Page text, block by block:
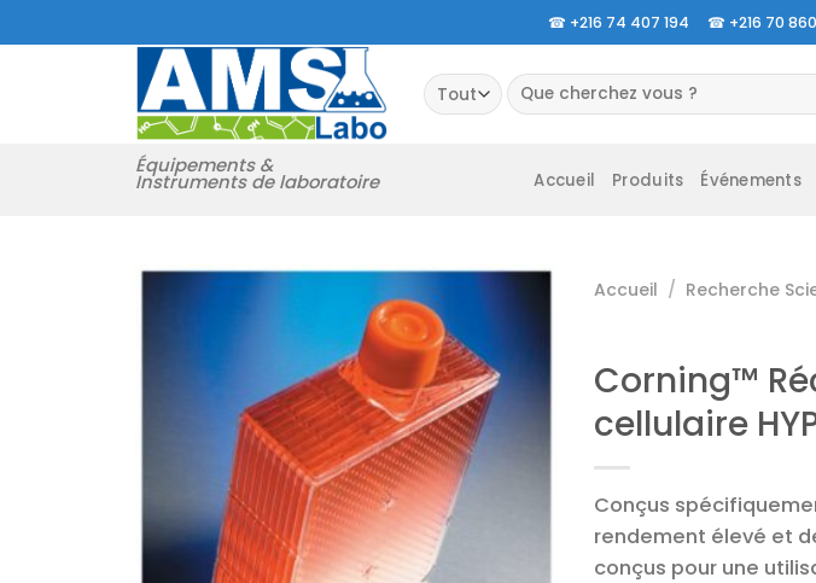
au
☎ +216 74 407 194 ☎ +216 70
Équipements &
Instruments de laboratoire
Recherche
pour :
Accueil Produits Événements
Ajouter
à la
liste
d’envies
Accueil / Recherche
Corning™
cellulaire
Conçus
rendement élevé et
conçus pour une